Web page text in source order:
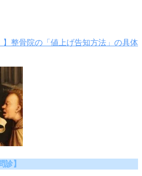
】整骨院の「値上げ告知方法」の具体
】